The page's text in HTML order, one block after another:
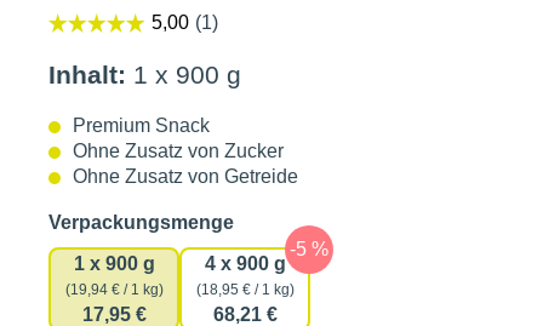
Inhalt: 1 x 900 g
Premium Snack
Ohne Zusatz von Zucker
Ohne Zusatz von Getreide
Verpackungsmengeauswählen
1 x 900 g
(19,94 € / 1 kg)
17,95 €
4 x 900 g
(18,95 € / 1 kg)
68,21 €